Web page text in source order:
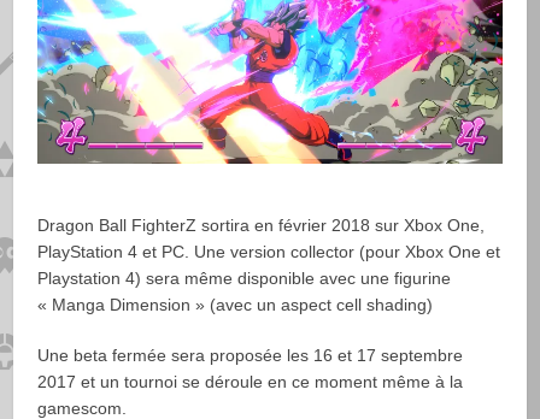
Dragon Ball FighterZ sortira en février 2018 sur Xbox One,
PlayStation 4 et PC. Une version collector (pour Xbox One et
Playstation 4) sera même disponible avec une figurine
« Manga Dimension » (avec un aspect cell shading)
Une beta fermée sera proposée les 16 et 17 septembre
2017 et un tournoi se déroule en ce moment même à la
gamescom.